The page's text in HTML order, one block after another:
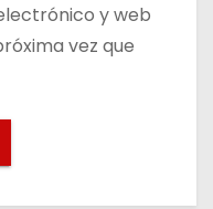
y web
vez que